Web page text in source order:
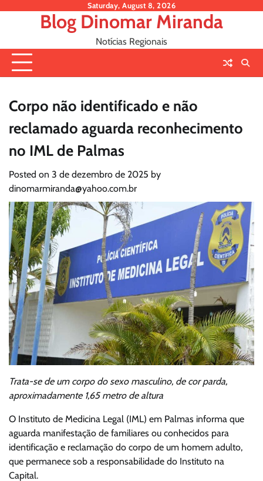
Saturday, August 8, 2026
Blog Dinomar Miranda
Notícias Regionais
Corpo não identificado e não
reclamado aguarda reconhecimento
no IML de Palmas
Posted on 3 de dezembro de 2025 by
dinomarmiranda@yahoo.com.br
Trata-se de um corpo do sexo masculino, de cor parda,
aproximadamente 1,65 metro de altura
O Instituto de Medicina Legal (IML) em Palmas informa que
aguarda manifestação de familiares ou conhecidos para
identificação e reclamação do corpo de um homem adulto,
que permanece sob a responsabilidade do Instituto na
Capital.